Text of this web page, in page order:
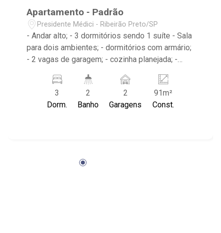
Apartamento - Padrão
Presidente Médici - Ribeirão Preto/SP
- Andar alto; - 3 dormitórios sendo 1 suíte - Sala
para dois ambientes; - dormitórios com armário;
- 2 vagas de garagem; - cozinha planejada; -
vagas de garagem; Condomínio conta com
portaria 24horas, piscina, salão de festas e
varanda gourmet. De frente ao novo Assaí
3
Dorm.
2
Banho
2
Garagens
91m²
Const.